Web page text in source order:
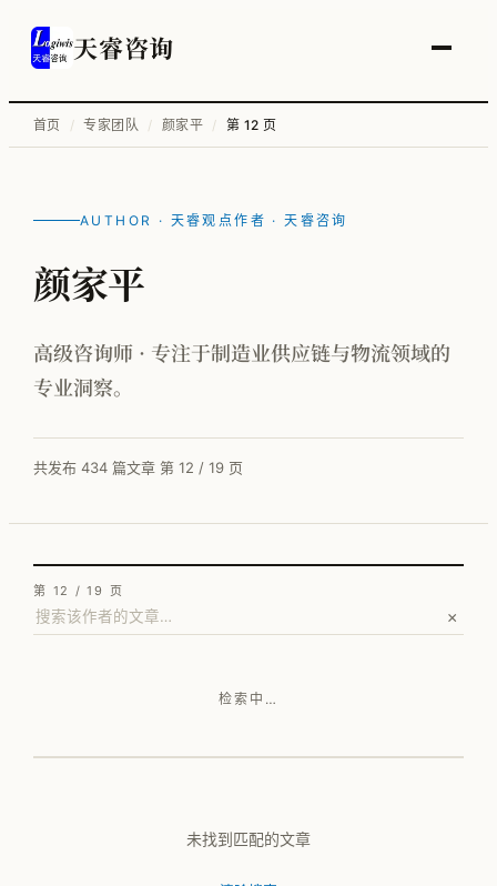
天睿咨询
工厂升级改造
物流培训
按行业看 · 电子行业
按行业看 · 工程机械
首页 / 专家团队 / 颜家平 / 第 12 页
AUTHOR · 天睿观点作者 · 天睿咨询
颜家平
高级咨询师 · 专注于制造业供应链与物流领域的
专业洞察。
共发布 434 篇文章 第 12 / 19 页
第 12 / 19 页
×
检索中…
未找到匹配的文章